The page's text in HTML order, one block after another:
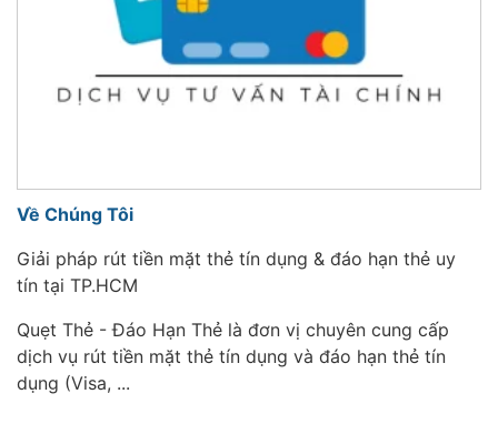
Về Chúng Tôi
Giải pháp rút tiền mặt thẻ tín dụng & đáo hạn thẻ uy
tín tại TP.HCM
Quẹt Thẻ - Đáo Hạn Thẻ là đơn vị chuyên cung cấp
dịch vụ rút tiền mặt thẻ tín dụng và đáo hạn thẻ tín
dụng (Visa, ...